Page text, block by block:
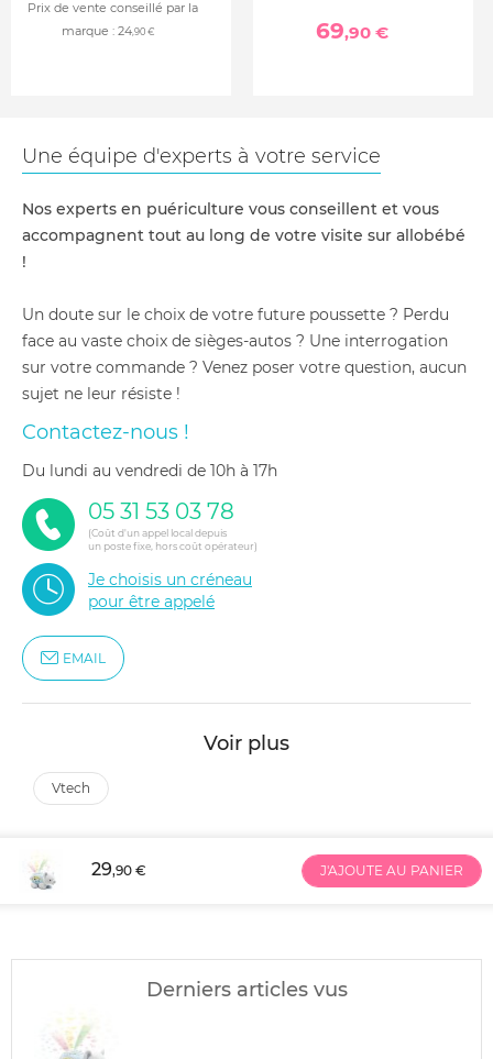
Prix de vente conseillé par la
marque : 24,90 € 69,90 €
Une équipe d'experts à votre service
Nos experts en puériculture vous conseillent et vous
accompagnent tout au long de votre visite sur allobébé
!
Un doute sur le choix de votre future poussette ? Perdu
face au vaste choix de sièges-autos ? Une interrogation
sur votre commande ? Venez poser votre question, aucun
sujet ne leur résiste !
Contactez-nous !
du lundi au vendredi de 10h à 17h
05 31 53 03 78
(Coût d'un appel local depuis
un poste fixe, hors coût opérateur)
Je choisis un créneau
pour être appelé
EMAIL
Voir plus
vtech
29,90 € J'AJOUTE AU PANIER
Derniers articles vus